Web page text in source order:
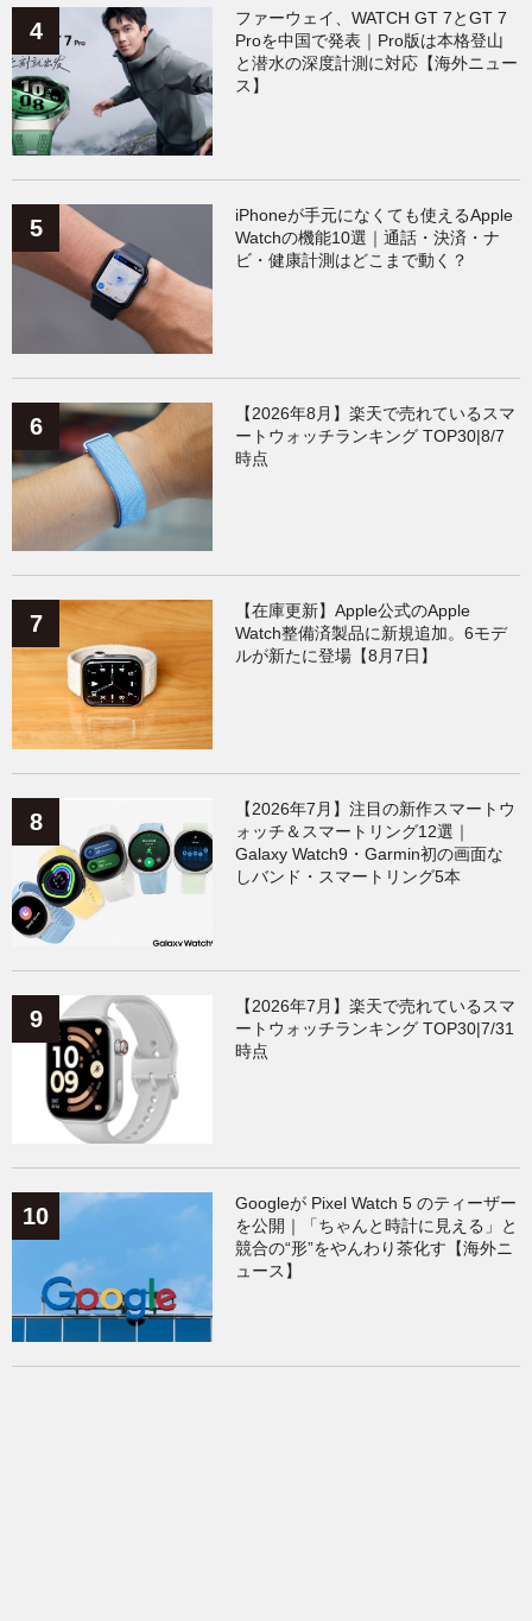
ファーウェイ、WATCH GT 7とGT 7
Proを中国で発表｜Pro版は本格登山
と潜水の深度計測に対応【海外ニュー
ス】
iPhoneが手元になくても使えるApple
Watchの機能10選｜通話・決済・ナ
ビ・健康計測はどこまで動く？
【2026年8月】楽天で売れているスマ
ートウォッチランキング TOP30|8/7
時点
【在庫更新】Apple公式のApple
Watch整備済製品に新規追加。6モデ
ルが新たに登場【8月7日】
【2026年7月】注目の新作スマートウ
ォッチ＆スマートリング12選｜
Galaxy Watch9・Garmin初の画面な
しバンド・スマートリング5本
【2026年7月】楽天で売れているスマ
ートウォッチランキング TOP30|7/31
時点
Googleが Pixel Watch 5 のティーザー
を公開｜「ちゃんと時計に見える」と
競合の“形”をやんわり茶化す【海外ニ
ュース】